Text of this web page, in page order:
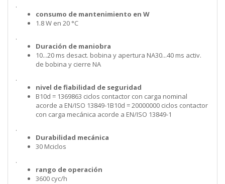
.
consumo de mantenimiento en W
1.8 W en 20 °C
.
Duración de maniobra
10...20 ms desact. bobina y apertura NA30...40 ms activ.
de bobina y cierre NA
.
nivel de fiabilidad de seguridad
B10d = 1369863 ciclos contactor con carga nominal
acorde a EN/ISO 13849-1B10d = 20000000 ciclos contactor
con carga mecánica acorde a EN/ISO 13849-1
.
Durabilidad mecánica
30 Mciclos
.
rango de operación
3600 cyc/h